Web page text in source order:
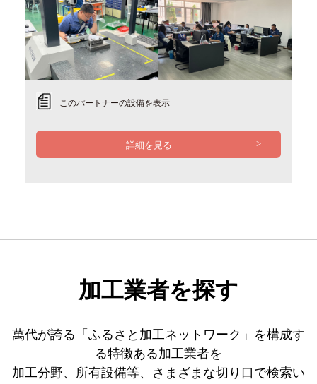
このパートナーの設備を表示
詳細を見る
加工業者を探す
萬代が誇る「ふるさと加工ネットワーク」を構成す
る特徴ある加工業者を
加工分野、所有設備等、さまざまな切り口で検索い